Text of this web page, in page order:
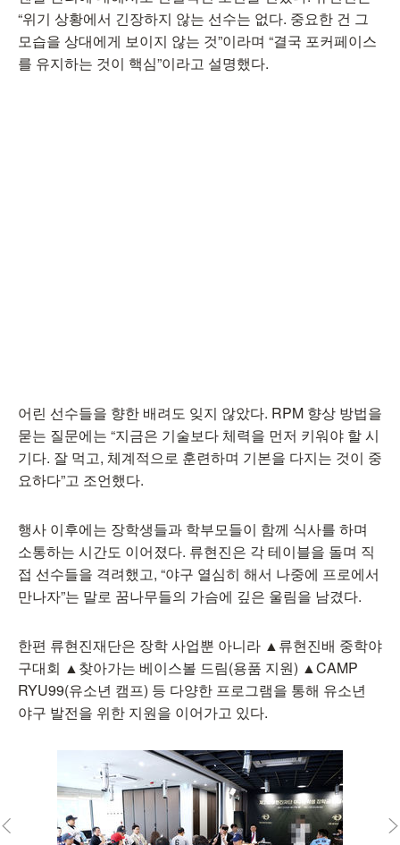
“위기 상황에서 긴장하지 않는 선수는 없다. 중요한 건 그
모습을 상대에게 보이지 않는 것”이라며 “결국 포커페이스
를 유지하는 것이 핵심”이라고 설명했다.
어린 선수들을 향한 배려도 잊지 않았다. RPM 향상 방법을
묻는 질문에는 “지금은 기술보다 체력을 먼저 키워야 할 시
기다. 잘 먹고, 체계적으로 훈련하며 기본을 다지는 것이 중
요하다”고 조언했다.
행사 이후에는 장학생들과 학부모들이 함께 식사를 하며
소통하는 시간도 이어졌다. 류현진은 각 테이블을 돌며 직
접 선수들을 격려했고, “야구 열심히 해서 나중에 프로에서
만나자”는 말로 꿈나무들의 가슴에 깊은 울림을 남겼다.
한편 류현진재단은 장학 사업뿐 아니라 ▲류현진배 중학야
구대회 ▲찾아가는 베이스볼 드림(용품 지원) ▲CAMP
RYU99(유소년 캠프) 등 다양한 프로그램을 통해 유소년
야구 발전을 위한 지원을 이어가고 있다.